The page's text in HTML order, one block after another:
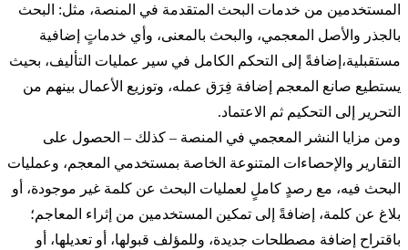
المستخدمين من خدمات البحث المتقدمة في المنصة، مثل: البحث
بالجذر والأصل المعجمي، والبحث بالمعنى، وأي خدماتٍ إضافية
مستقبلية،إضافةً إلى التحكم الكامل في سير عمليات التأليف، بحيث
يستطيع صانع المعجم إضافة فِرَق عمله، وتوزيع الأعمال بينهم من
التحرير إلى التحكيم ثم الاعتماد.
ومن مزايا النشر المعجمي في المنصة – كذلك – الحصول على
التقارير والإحصاءات المتنوعة الخاصة بمستخدمي المعجم، وعمليات
البحث فيه، مع رصدٍ كاملٍ لعمليات البحث عن كلمة غير موجودة، أو
بلاغ عن كلمة، إضافةً إلى تمكين المستخدمين من إثراء المعاجم؛
باقتراح إضافة مصطلحات جديدة، وللمؤلف قبولها، أو تعديلها، أو